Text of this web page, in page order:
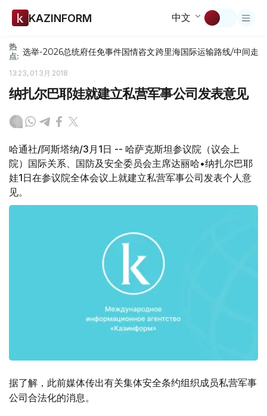
KAZINFORM 中文
热
点: 选举-2026总统府任免事件国情咨文跨里海国际运输路线/中间走廊
13:23, 01 3月 2018
纳扎尔巴耶娃就建立私营军事公司发表意见
哈通社/阿斯塔纳/3月1日 -- 哈萨克斯坦参议院（议会上
院）国际关系、国防及安全委员会主席达丽哈•纳扎尔巴耶
娃1日在参议院全体会议上就建立私营军事公司发表个人意
见。
据了解，此前媒体传出有关集体安全条约组织成员私营军事
公司合法化的消息。